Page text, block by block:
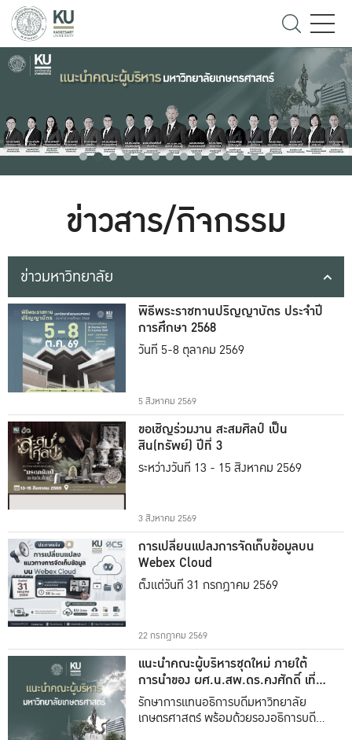
ข่าวสาร/กิจกรรม
ข่าวมหาวิทยาลัย
พิธีพระราชทานปริญญาบัตร ประจำปี
การศึกษา 2568
วันที่ 5-8 ตุลาคม 2569
5 สิงหาคม 2569
ขอเชิญร่วมงาน สะสมศิลป์ เป็น
สิน(ทรัพย์) ปีที่ 3
ระหว่างวันที่ 13 - 15 สิงหาคม 2569
3 สิงหาคม 2569
การเปลี่ยนแปลงการจัดเก็บข้อมูลบน
Webex Cloud
ตั้งแต่วันที่ 31 กรกฎาคม 2569
22 กรกฎาคม 2569
แนะนำคณะผู้บริหารชุดใหม่ ภายใต้
การนำของ ผศ.น.สพ.ดร.คงศักดิ์ เที่ยง
ธรรม
รักษาการแทนอธิการบดีมหาวิทยาลัย
เกษตรศาสตร์ พร้อมด้วยรองอธิการบดีทั้ง